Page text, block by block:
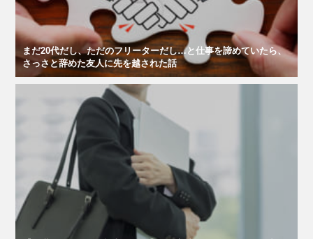
まだ20代だし、ただのフリーターだし…と仕事を諦めていたら、
さっさと辞めた友人に先を越された話